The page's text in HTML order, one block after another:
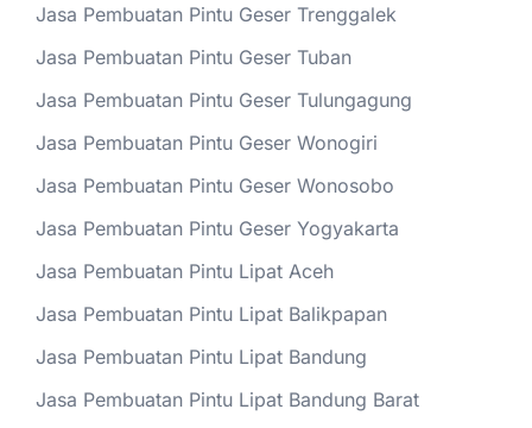
Jasa Pembuatan Pintu Geser Trenggalek
Jasa Pembuatan Pintu Geser Tuban
Jasa Pembuatan Pintu Geser Tulungagung
Jasa Pembuatan Pintu Geser Wonogiri
Jasa Pembuatan Pintu Geser Wonosobo
Jasa Pembuatan Pintu Geser Yogyakarta
Jasa Pembuatan Pintu Lipat Aceh
Jasa Pembuatan Pintu Lipat Balikpapan
Jasa Pembuatan Pintu Lipat Bandung
Jasa Pembuatan Pintu Lipat Bandung Barat